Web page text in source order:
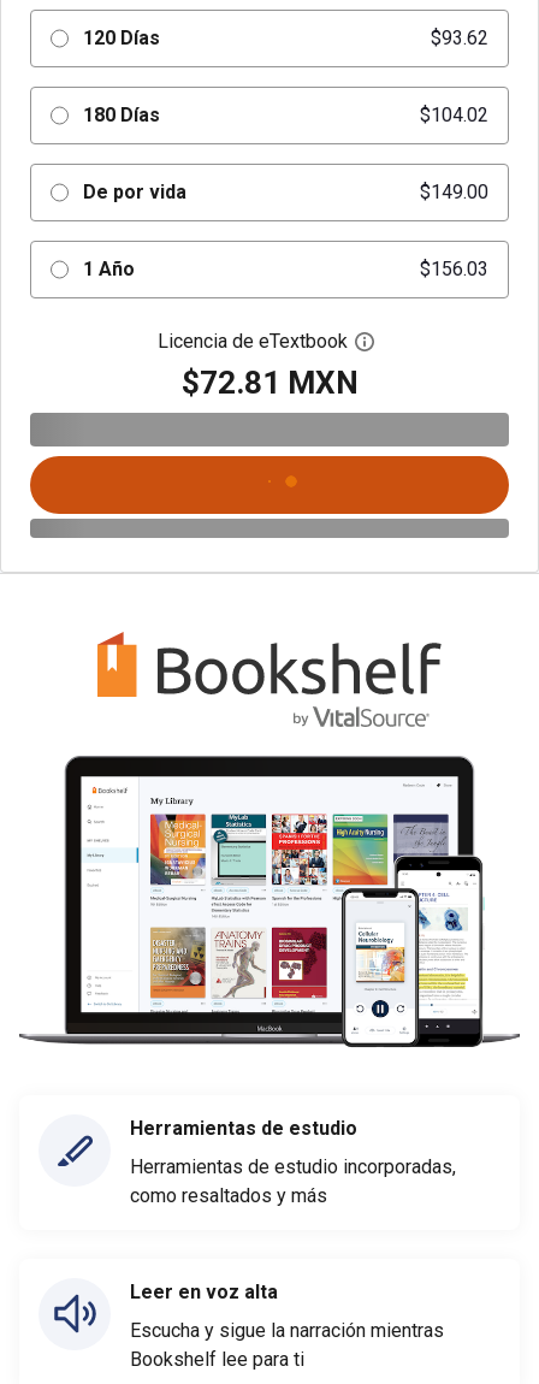
120 Días $93.62
180 Días $104.02
De por vida $149.00
1 Año $156.03
Licencia de eTextbook Abre el cuadro de
$72.81 MXN
Herramientas de estudio
Herramientas de estudio incorporadas,
como resaltados y más
Leer en voz alta
Escucha y sigue la narración mientras
Bookshelf lee para ti